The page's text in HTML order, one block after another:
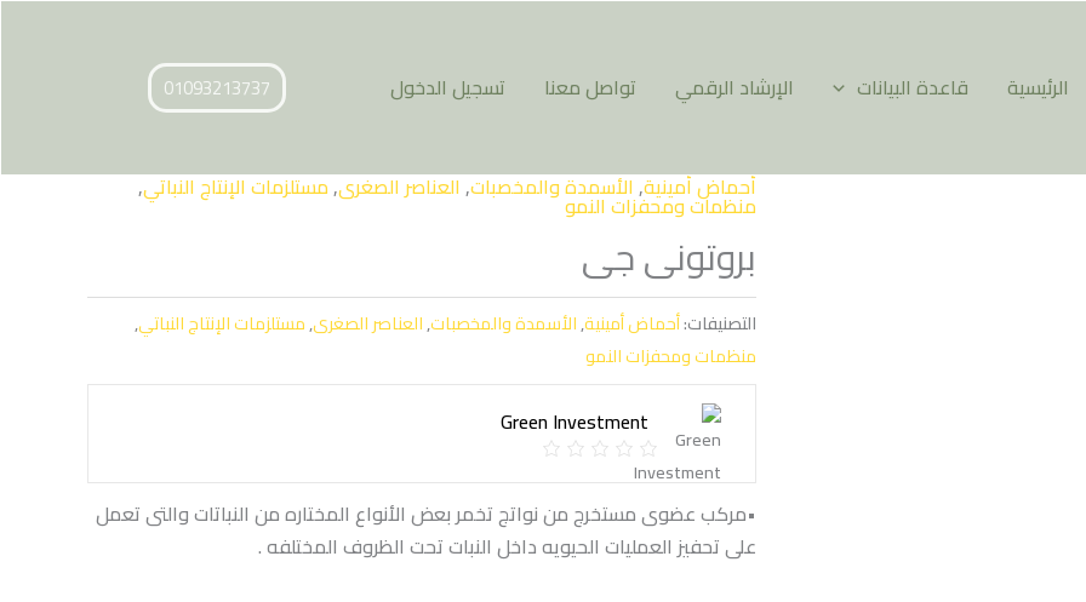
الرئيسية قاعدة البيانات الإرشاد الرقمي تواصل معنا تسجيل الدخول 01093213737
أحماض أمينية,الأسمدة والمخصبات,العناصر الصغرى,مستلزمات الإنتاج النباتي,
منظمات ومحفزات النمو
بروتونى جى
التصنيفات:أحماض أمينية,الأسمدة والمخصبات,العناصر الصغرى,مستلزمات الإنتاج النباتي,
منظمات ومحفزات النمو
Green Investment
•مركب عضوى مستخرج من نواتج تخمر بعض الأنواع المختاره من النباتات والتى تعمل
على تحفيز العمليات الحيويه داخل النبات تحت الظروف المختلفه .